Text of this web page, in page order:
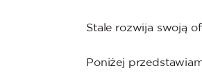
Stale rozwija swoją
Poniżej